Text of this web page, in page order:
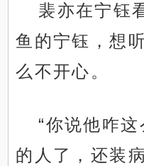
裴亦在宁钰
鱼的宁钰，想
么不开心。
“你说他咋
的人了，还装